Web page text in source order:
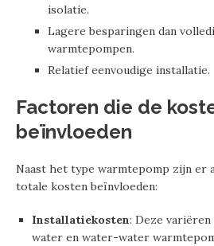
isolatie.
Lagere besparingen dan
warmtepompen.
Relatief eenvoudige installatie.
Factoren die de
beïnvloeden
Naast het type warmtepomp zijn er
totale kosten beïnvloeden:
Installatiekosten: Deze
water en water-water